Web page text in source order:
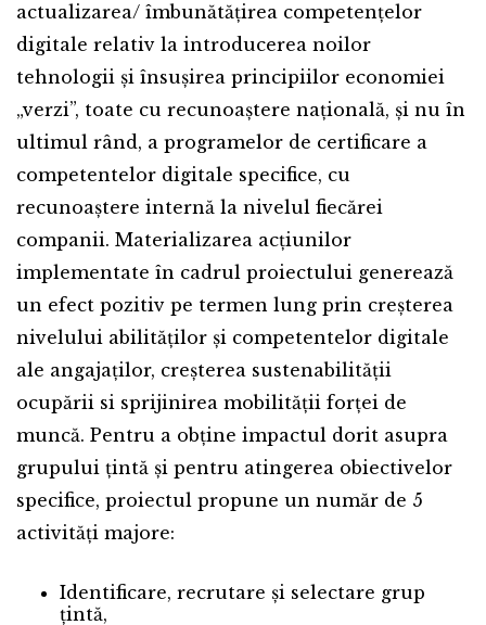
actualizarea/ îmbunătățirea competențelor
digitale relativ la introducerea noilor
tehnologii și însușirea principiilor economiei
„verzi”, toate cu recunoaștere națională, și nu în
ultimul rând, a programelor de certificare a
competentelor digitale specifice, cu
recunoaștere internă la nivelul fiecărei
companii. Materializarea acțiunilor
implementate în cadrul proiectului generează
un efect pozitiv pe termen lung prin creșterea
nivelului abilităților și competentelor digitale
ale angajaților, creșterea sustenabilității
ocupării si sprijinirea mobilității forței de
muncă. Pentru a obține impactul dorit asupra
grupului țintă și pentru atingerea obiectivelor
specifice, proiectul propune un număr de 5
activități majore:
Identificare, recrutare și selectare grup
țintă,